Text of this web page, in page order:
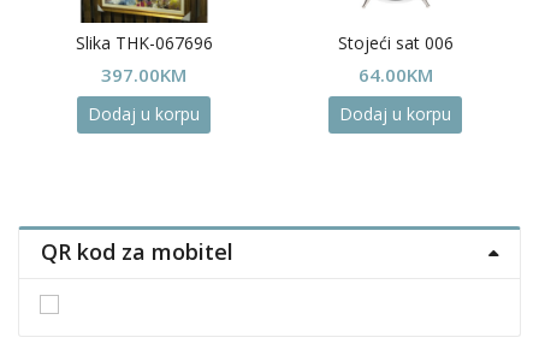
Slika THK-067696
397.00KM
Dodaj u korpu
Stojeći sat 006
64.00KM
Dodaj u korpu
QR kod za mobitel